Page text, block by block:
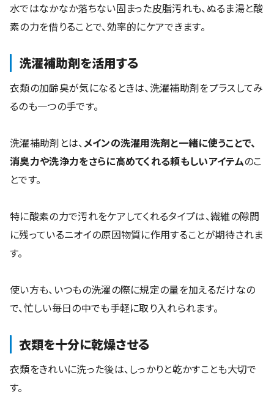
水ではなかなか落ちない固まった皮脂汚れも、ぬるま湯と酸
素の力を借りることで、効率的にケアできます。
洗濯補助剤を活用する
衣類の加齢臭が気になるときは、洗濯補助剤をプラスしてみ
るのも一つの手です。
洗濯補助剤とは、メインの洗濯用洗剤と一緒に使うことで、
消臭力や洗浄力をさらに高めてくれる頼もしいアイテムのこ
とです。
特に酸素の力で汚れをケアしてくれるタイプは、繊維の隙間
に残っているニオイの原因物質に作用することが期待されま
す。
使い方も、いつもの洗濯の際に規定の量を加えるだけなの
で、忙しい毎日の中でも手軽に取り入れられます。
衣類を十分に乾燥させる
衣類をきれいに洗った後は、しっかりと乾かすことも大切で
す。